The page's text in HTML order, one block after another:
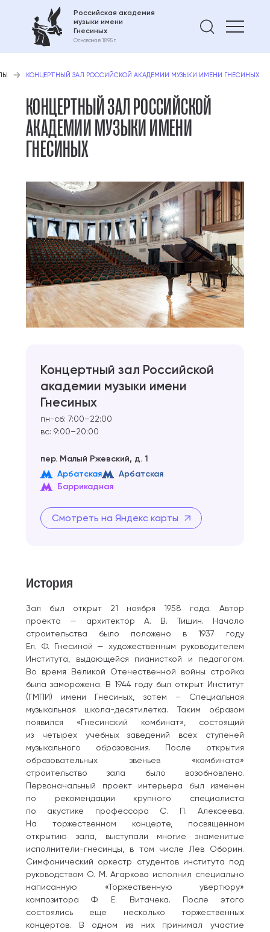
Российская академия
музыки имени
Гнесиных
Основана в 1895 г.
Найти
КОНЦЕРТНЫЙ ЗАЛ РОССИЙСКОЙ АКАДЕМИИ МУЗЫКИ ИМЕНИ ГНЕСИНЫХ
КОНЦЕРТНЫЙ ЗАЛ РОССИЙСКОЙ
АКАДЕМИИ МУЗЫКИ ИМЕНИ
ГНЕСИНЫХ
Концертный зал Российской
академии музыки имени
Гнесиных
пн-сб: 7:00–22:00
вс: 9:00–20:00
пер. Малый Ржевский, д. 1
Арбатская
Арбатская
Баррикадная
Смотреть на Яндекс карты
История
Зал был открыт 21 ноября 1958 года. Автор
проекта — архитектор А. В. Тишин. Начало
строительства было положено в 1937 году
Ел. Ф. Гнесиной — художественным руководителем
Института, выдающейся пианисткой и педагогом.
Во время Великой Отечественной войны стройка
была заморожена. В 1944 году был открыт Институт
(ГМПИ) имени Гнесиных, затем – Специальная
музыкальная школа-десятилетка. Таким образом
появился «Гнесинский комбинат», состоящий
из четырех учебных заведений всех ступеней
музыкального образования. После открытия
образовательных звеньев «комбината»
строительство зала было возобновлено.
Первоначальный проект интерьера был изменен
по рекомендации крупного специалиста
по акустике профессора С. П. Алексеева.
На торжественном концерте, посвященном
открытию зала, выступали многие знаменитые
исполнители-гнесинцы, в том числе Лев Оборин.
Симфонический оркестр студентов института под
руководством О. М. Агаркова исполнил специально
написанную «Торжественную увертюру»
композитора Ф. Е. Витачека. После этого
состоялись еще несколько торжественных
концертов. В одном из них принимал участие